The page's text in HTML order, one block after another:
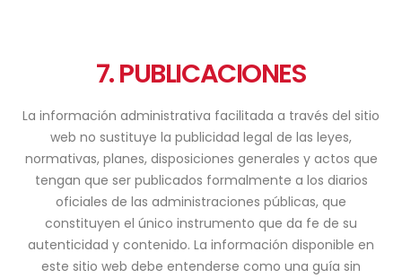
7. PUBLICACIONES
La información administrativa facilitada a través del sitio
web no sustituye la publicidad legal de las leyes,
normativas, planes, disposiciones generales y actos que
tengan que ser publicados formalmente a los diarios
oficiales de las administraciones públicas, que
constituyen el único instrumento que da fe de su
autenticidad y contenido. La información disponible en
este sitio web debe entenderse como una guía sin